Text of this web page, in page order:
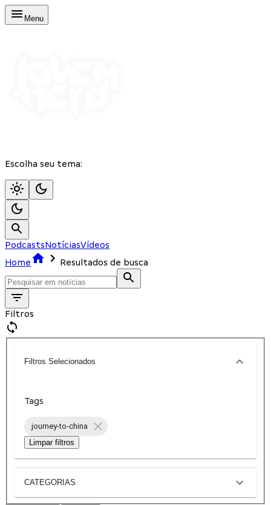
Menu
Escolha seu tema:
PodcastsNotíciasVídeos
Home
Resultados de busca
Filtros
Filtros Selecionados
Tags
journey-to-china
Limpar filtros
CATEGORIAS